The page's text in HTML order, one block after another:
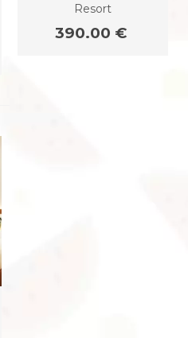
Resort
390.00 €